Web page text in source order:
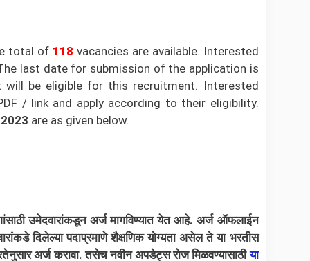
total of 118 vacancies are available. Interested
last date for submission of the application is
will be eligible for this recruitment. Interested
/ link and apply according to their eligibility.
are as given below.
उमेदवारांकडून अर्ज मागविण्यात येत आहे. अर्ज ऑफलाईन
दिलेल्या पदाप्रमाणे शैक्षणिक योग्यता असेल ते या भरतीस
अर्ज करावा.तसेच नवीन अपडेट्स रोज मिळवण्यासाठीया